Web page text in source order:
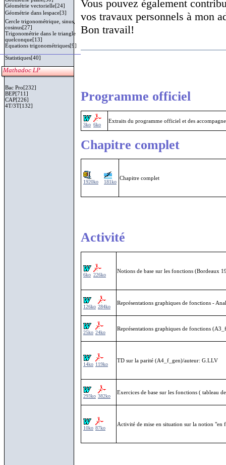
Géométrie vectorielle[24]
Géométrie dans lespace[3]
Cercle trigonométrique, sinus,
cosinus[27]
Trigonométrie dans le triangle
quelconque[13]
Equations trigonométriques[9]
Statistiques[40]
Mathadoc LP
Bac Pro[232]
BEP[711]
CAP[226]
4T/3T[132]
Vous pouvez également
vos travaux personnels à mon
Bon travail!
Programme officiel
3ko 6ko
Extraits du programme officiel et des
Chapitre complet
1920ko 181ko
Chapitre complet
Activité
6ko 226ko
Notions de base sur les fonctions (Bordeaux
126ko 284ko
Représentations graphiques de fonctions -
25ko 24ko
Représentations graphiques de fonctions
14ko 119ko
TD sur la parité (A4_f_gen)/auteur: G.LLV
293ko 382ko
Exercices de base sur les fonctions ( tableau
10ko 87ko
Activité de mise en situation sur la notion